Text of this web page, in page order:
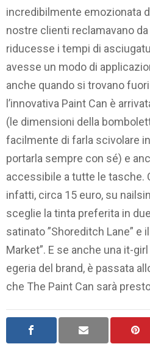
incredibilmente emozionata
nostre clienti reclamavano
riducesse i tempi di
avesse un modo di
anche quando si trovano
l’innovativa Paint Can è
(le dimensioni della
facilmente di farla scivolare
portarla sempre con sé) e
accessibile a tutte le tasche.
infatti, circa 15 euro, su
sceglie la tinta preferita in
satinato ”Shoreditch Lane” e
Market”. E se anche una it-
egeria del brand, è passata
che The Paint Can sarà